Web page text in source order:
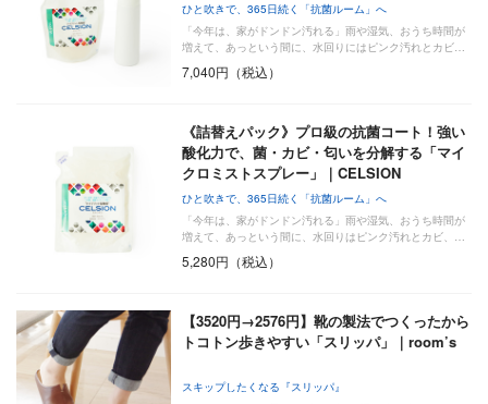
ひと吹きで、365日続く「抗菌ルーム」へ
「今年は、家がドンドン汚れる」雨や湿気、おうち時間が
増えて、あっという間に、水回りにはピンク汚れとカビ…
7,040円（税込）
《詰替えパック》プロ級の抗菌コート！強い
酸化力で、菌・カビ・匂いを分解する「マイ
クロミストスプレー」｜CELSION
ひと吹きで、365日続く「抗菌ルーム」へ
「今年は、家がドンドン汚れる」雨や湿気、おうち時間が
増えて、あっという間に、水回りはピンク汚れとカビ、…
5,280円（税込）
【3520円→2576円】靴の製法でつくったから
トコトン歩きやすい「スリッパ」｜room’s
スキップしたくなる『スリッパ』